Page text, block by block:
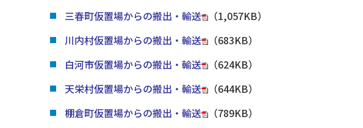
三春町仮置場からの搬出・輸送
（1,057KB）
川内村仮置場からの搬出・輸送
（683KB）
白河市仮置場からの搬出・輸送
（624KB）
天栄村仮置場からの搬出・輸送
（644KB）
棚倉町仮置場からの搬出・輸送
（789KB）